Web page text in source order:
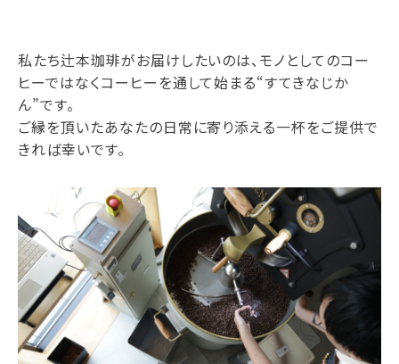
私たち辻本珈琲がお届けしたいのは、モノとしてのコー
ヒーではなくコーヒーを通して始まる“すてきなじか
ん”です。
ご縁を頂いたあなたの日常に寄り添える一杯をご提供で
きれば幸いです。